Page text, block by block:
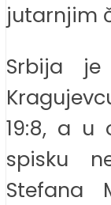
jutarnjim
Srbija
19:8, a u
spisku
Stefana